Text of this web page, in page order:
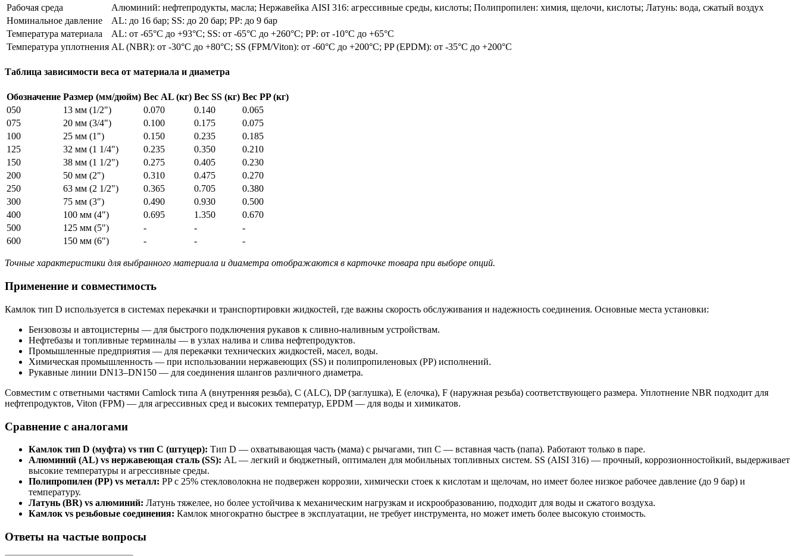
Рабочая среда
Алюминий: нефтепродукты, масла; Нержавейка AISI 316: агрессивные среды, кислоты; Полипропилен: химия, щелочи, кислоты; Латунь: вода, сжатый воздух
Номинальное давление
AL: до 16 бар; SS: до 20 бар; PP: до 9 бар
Температура материала
AL: от -65°C до +93°C; SS: от -65°C до +260°C; PP: от -10°C до +65°C
Температура уплотнения AL (NBR): от -30°C до +80°C; SS (FPM/Viton): от -60°C до +200°C; PP (EPDM): от -35°C до +200°C
Таблица зависимости веса от материала и диаметра
Обозначение Размер (мм/дюйм) Вес AL (кг) Вес SS (кг) Вес PP (кг)
050
13 мм (1/2") 0.070 0.140
0.065
075
20 мм (3/4") 0.100 0.175
0.075
100
25 мм (1") 0.150 0.235
0.185
125
32 мм (1 1/4") 0.235 0.350
0.210
150
38 мм (1 1/2") 0.275 0.405
0.230
200
50 мм (2") 0.310 0.475
0.270
250
63 мм (2 1/2") 0.365 0.705
0.380
300
75 мм (3") 0.490 0.930
0.500
400
100 мм (4") 0.695 1.350
0.670
500
125 мм (5") - -
-
600
150 мм (6") - - -
Точные характеристики для выбранного материала и диаметра отображаются в карточке товара при выборе опций.
Применение и совместимость
Камлок тип D используется в системах перекачки и транспортировки жидкостей, где важны скорость обслуживания и надежность соединения. Основные места установки:
Бензовозы и автоцистерны — для быстрого подключения рукавов к сливно-наливным устройствам.
Нефтебазы и топливные терминалы — в узлах налива и слива нефтепродуктов.
Промышленные предприятия — для перекачки технических жидкостей, масел, воды.
Химическая промышленность — при использовании нержавеющих (SS) и полипропиленовых (PP) исполнений.
Рукавные линии DN13–DN150 — для соединения шлангов различного диаметра.
Совместим с ответными частями Camlock типа A (внутренняя резьба), C (ALC), DP (заглушка), E (елочка), F (наружная резьба) соответствующего размера. Уплотнение NBR подходит для
нефтепродуктов, Viton (FPM) — для агрессивных сред и высоких температур, EPDM — для воды и химикатов.
Сравнение с аналогами
Камлок тип D (муфта) vs тип C (штуцер): Тип D — охватывающая часть (мама) с рычагами, тип C — вставная часть (папа). Работают только в паре.
Алюминий (AL) vs нержавеющая сталь (SS): AL — легкий и бюджетный, оптимален для мобильных топливных систем. SS (AISI 316) — прочный, коррозионностойкий, выдерживает
высокие температуры и агрессивные среды.
Полипропилен (PP) vs металл: PP с 25% стекловолокна не подвержен коррозии, химически стоек к кислотам и щелочам, но имеет более низкое рабочее давление (до 9 бар) и
температуру.
Латунь (BR) vs алюминий: Латунь тяжелее, но более устойчива к механическим нагрузкам и искрообразованию, подходит для воды и сжатого воздуха.
Камлок vs резьбовые соединения: Камлок многократно быстрее в эксплуатации, не требует инструмента, но может иметь более высокую стоимость.
Ответы на частые вопросы